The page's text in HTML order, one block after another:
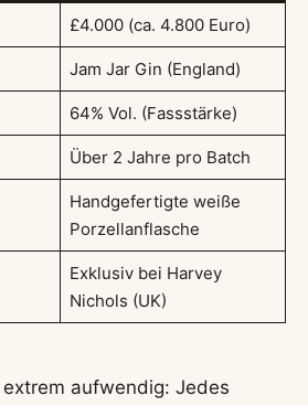
£4.000 (ca. 4.800 Euro)
Jam Jar Gin (England)
64% Vol. (Fassstärke)
Über 2 Jahre pro Batch
Handgefertigte weiße
Porzellanflasche
Exklusiv bei Harvey
Nichols (UK)
aufwendig: Jedes